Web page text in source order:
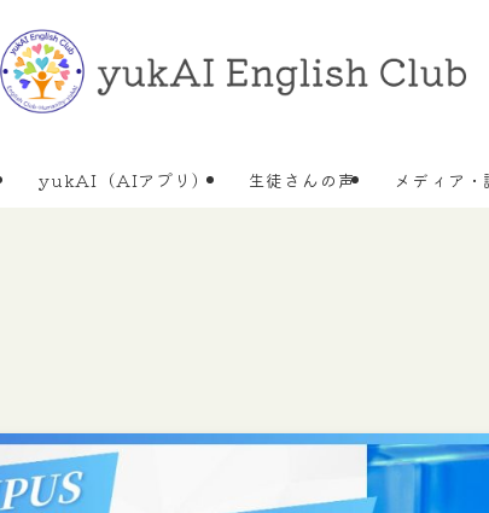
yukAI（AIアプリ） 生徒さんの声 メディア